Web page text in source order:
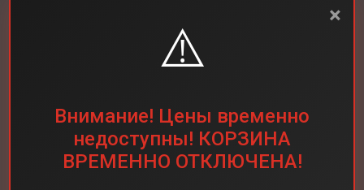
×
⚠️
Внимание! Цены временно
недоступны! КОРЗИНА
ВРЕМЕННО ОТКЛЮЧЕНА!